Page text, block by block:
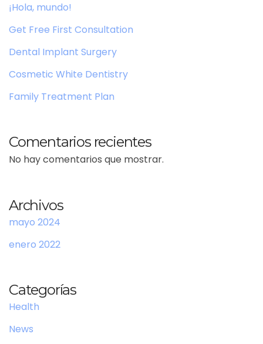
¡Hola, mundo!
Get Free First Consultation
Dental Implant Surgery
Cosmetic White Dentistry
Family Treatment Plan
Comentarios recientes
No hay comentarios que mostrar.
Archivos
mayo 2024
enero 2022
Categorías
Health
News